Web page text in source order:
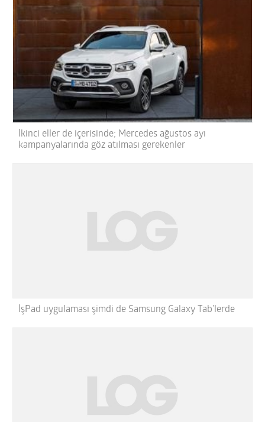
İkinci eller de içerisinde; Mercedes ağustos ayı
kampanyalarında göz atılması gerekenler
İşPad uygulaması şimdi de Samsung Galaxy Tab’lerde